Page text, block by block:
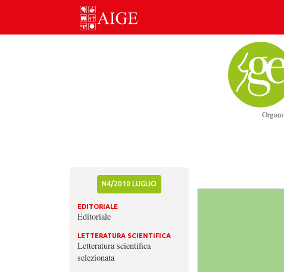
Skip
N4/2010 LUGLIO
EDITORIALE
Editoriale
LETTERATURA SCIENTIFICA
Letteratura scientifica
selezionata